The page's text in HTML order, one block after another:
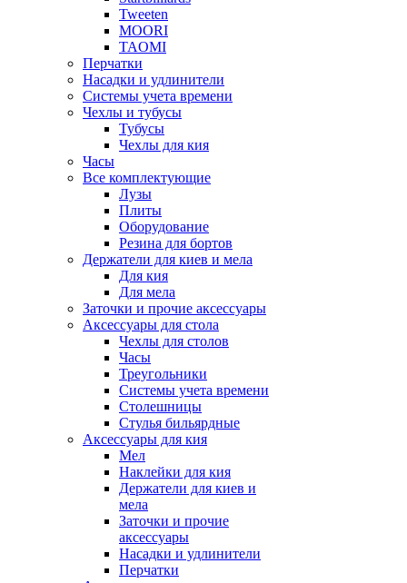
Tweeten
MOORI
TAOMI
Перчатки
Насадки и удлинители
Системы учета времени
Чехлы и тубусы
Тубусы
Чехлы для кия
Часы
Все комплектующие
Лузы
Плиты
Оборудование
Резина для бортов
Держатели для киев и мела
Для кия
Для мела
Заточки и прочие аксессуары
Аксессуары для стола
Чехлы для столов
Часы
Треугольники
Системы учета времени
Столешницы
Стулья бильярдные
Аксессуары для кия
Мел
Наклейки для кия
Держатели для киев и
мела
Заточки и прочие
аксессуары
Насадки и удлинители
Перчатки